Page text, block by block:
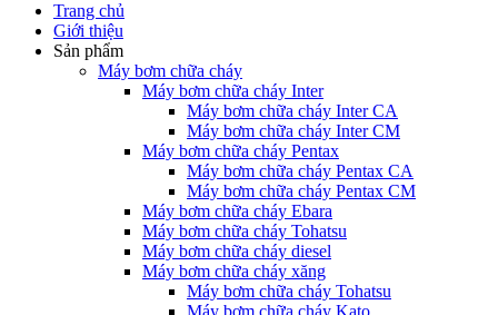
Trang chủ
Giới thiệu
Sản phẩm
Máy bơm chữa cháy
Máy bơm chữa cháy Inter
Máy bơm chữa cháy Inter CA
Máy bơm chữa cháy Inter CM
Máy bơm chữa cháy Pentax
Máy bơm chữa cháy Pentax CA
Máy bơm chữa cháy Pentax CM
Máy bơm chữa cháy Ebara
Máy bơm chữa cháy Tohatsu
Máy bơm chữa cháy diesel
Máy bơm chữa cháy xăng
Máy bơm chữa cháy Tohatsu
Máy bơm chữa cháy Kato